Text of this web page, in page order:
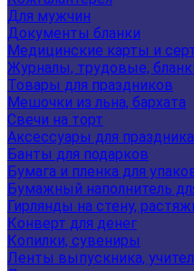
Для мужчин
Документы бланки
Медицинские карты и
Журналы, трудовые,
Товары для праздников
Мешочки из льна, бархата
Свечи на торт
Аксессуары для праздника
Банты для подарков
Бумага и пленка для
Бумажный наполнитель
Гирлянды на стену,
Конверт для денег
Копилки, сувениры
Ленты выпускника,